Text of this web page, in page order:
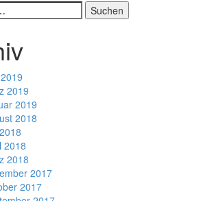
2019
2019
2018
2018
2018
2017
2017